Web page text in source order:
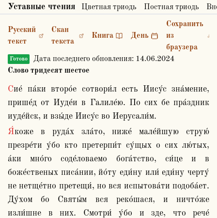
Уставные чтения Цветная триодь Постная триодь
Русский
текст
Скан
текста
Книга День
Сохранить
из
браузера
Готово Дата последнего обновления: 14.06.2024
Слово тридесят шестое
Сие́ па́ки второ́е сотвори́л есть Иису́с зна́мение,
прише́д от Иуде́и в Галиле́ю. По сих бе пра́здник
иуде́йск, и взы́де Иису́с во Иерусали́м.
Я́коже в руда́х зла́то, ниже́ мале́йшую струю́
презре́ти у́бо кто претерпи́т су́щых о сих лю́тых,
а́ки мно́го соде́ловаемо бога́тство, си́це и в
боже́ственых писа́нии, йо́ту еди́ну или́ еди́ну черту́
не нетще́тно претещи́, но вся испытова́ти подоба́ет.
Ду́хом бо Святы́м вся реко́шася, и ничто́же
изли́шне в них. Смотри́ у́бо и зде, что рече́